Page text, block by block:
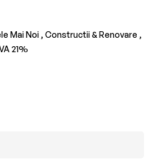
Mai Noi , Constructii & Renovare ,
21%